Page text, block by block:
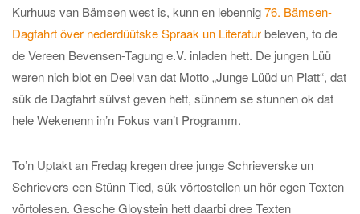
Kurhuus van Bämsen west is, kunn en lebennig76. Bämsen-
Dagfahrt över nederdüütske Spraak un Literaturbeleven, to de
de Vereen Bevensen-Tagung e.V. inladen hett. De jungen Lüü
weren nich blot en Deel van dat Motto „Junge Lüüd un Platt“, dat
sük de Dagfahrt sülvst geven hett, sünnern se stunnen ok dat
hele Wekenenn in’n Fokus van’t Programm.
To’n Uptakt an Fredag kregen dree junge Schrieverske un
Schrievers een Stünn Tied, sük vörtostellen un hör egen Texten
vörtolesen. Gesche Gloystein hett daarbi dree Texten